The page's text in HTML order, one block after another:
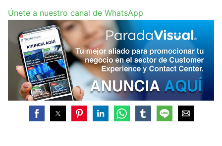
Únete a nuestro canal de WhatsApp